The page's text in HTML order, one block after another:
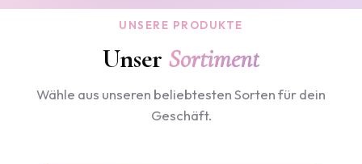
UNSERE PRODUKTE
Unser Sortiment
Wähle aus unseren beliebtesten Sorten für dein
Geschäft.